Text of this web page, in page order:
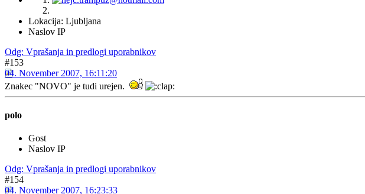
Lokacija: Ljubljana
Naslov IP
Odg: Vprašanja in predlogi uporabnikov
#153
04. November 2007, 16:11:20
Znakec "NOVO" je tudi urejen.
polo
Gost
Naslov IP
Odg: Vprašanja in predlogi uporabnikov
#154
04. November 2007, 16:23:33